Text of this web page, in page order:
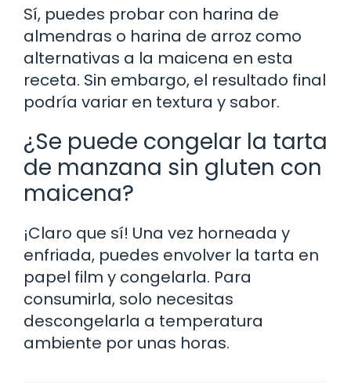
Sí, puedes probar con harina de
almendras o harina de arroz como
alternativas a la maicena en esta
receta. Sin embargo, el resultado final
podría variar en textura y sabor.
¿Se puede congelar la tarta
de manzana sin gluten con
maicena?
¡Claro que sí! Una vez horneada y
enfriada, puedes envolver la tarta en
papel film y congelarla. Para
consumirla, solo necesitas
descongelarla a temperatura
ambiente por unas horas.